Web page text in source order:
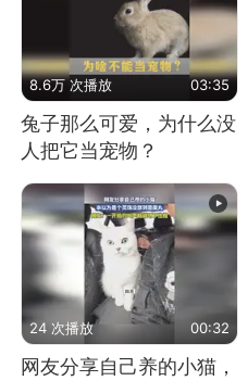
8.6万 次播放 03:35
兔子那么可爱，为什么没
人把它当宠物？
24 次播放 00:32
网友分享自己养的小猫，